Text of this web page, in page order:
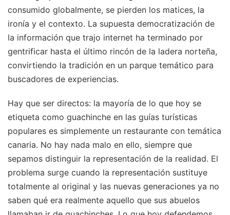
consumido globalmente, se pierden los matices, la
ironía y el contexto. La supuesta democratización de
la información que trajo internet ha terminado por
gentrificar hasta el último rincón de la ladera norteña,
convirtiendo la tradición en un parque temático para
buscadores de experiencias.
Hay que ser directos: la mayoría de lo que hoy se
etiqueta como guachinche en las guías turísticas
populares es simplemente un restaurante con temática
canaria. No hay nada malo en ello, siempre que
sepamos distinguir la representación de la realidad. El
problema surge cuando la representación sustituye
totalmente al original y las nuevas generaciones ya no
saben qué era realmente aquello que sus abuelos